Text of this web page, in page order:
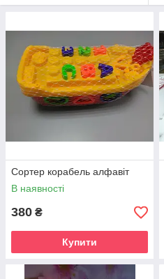
Сортер корабель алфавіт
В наявності
380 ₴
Купити